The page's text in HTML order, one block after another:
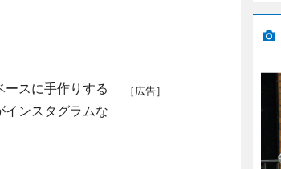
［広告］
スに手作りする
インスタグラムな